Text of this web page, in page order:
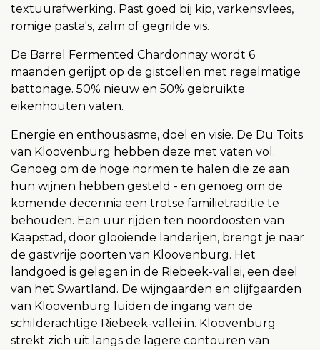
textuurafwerking. Past goed bij kip, varkensvlees,
romige pasta's, zalm of gegrilde vis.
De Barrel Fermented Chardonnay wordt 6
maanden gerijpt op de gistcellen met regelmatige
battonage. 50% nieuw en 50% gebruikte
eikenhouten vaten.
Energie en enthousiasme, doel en visie. De Du Toits
van Kloovenburg hebben deze met vaten vol.
Genoeg om de hoge normen te halen die ze aan
hun wijnen hebben gesteld - en genoeg om de
komende decennia een trotse familietraditie te
behouden. Een uur rijden ten noordoosten van
Kaapstad, door glooiende landerijen, brengt je naar
de gastvrije poorten van Kloovenburg. Het
landgoed is gelegen in de Riebeek-vallei, een deel
van het Swartland. De wijngaarden en olijfgaarden
van Kloovenburg luiden de ingang van de
schilderachtige Riebeek-vallei in. Kloovenburg
strekt zich uit langs de lagere contouren van